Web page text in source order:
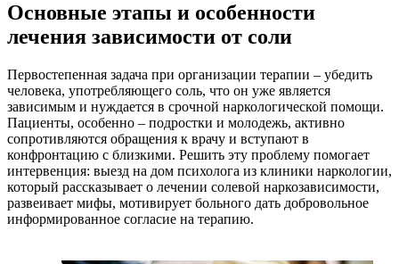
Основные этапы и особенности
лечения зависимости от соли
Первостепенная задача при организации терапии – убедить
человека, употребляющего соль, что он уже является
зависимым и нуждается в срочной наркологической помощи.
Пациенты, особенно – подростки и молодежь, активно
сопротивляются обращения к врачу и вступают в
конфронтацию с близкими. Решить эту проблему помогает
интервенция: выезд на дом психолога из клиники наркологии,
который рассказывает о лечении солевой наркозависимости,
развеивает мифы, мотивирует больного дать добровольное
информированное согласие на терапию.